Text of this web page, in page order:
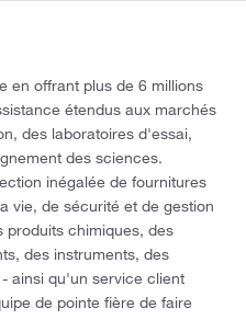
en offrant plus de 6 millions
étendus aux marchés
des laboratoires d'essai,
des sciences.
inégalée de fournitures
vie, de sécurité et de gestion
produits chimiques, des
des instruments, des
ainsi qu'un service client
de pointe fière de faire